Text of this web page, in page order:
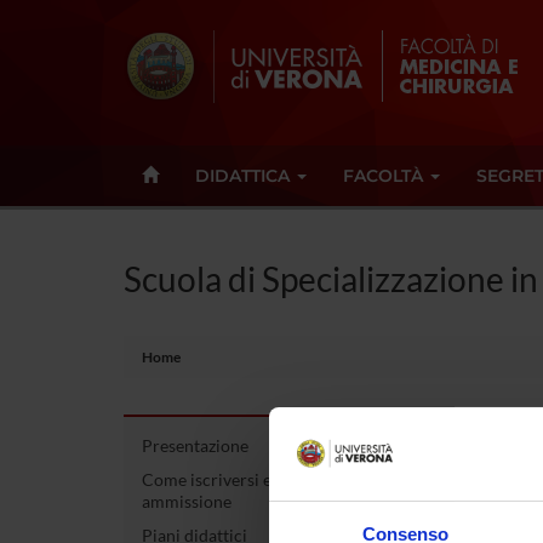
Consenso
DIDATTICA FACOLTÀ
Scuola di Specializzazione
Home
Presentazione
Come iscriversi e Requisiti di
ammissione
Piani didattici